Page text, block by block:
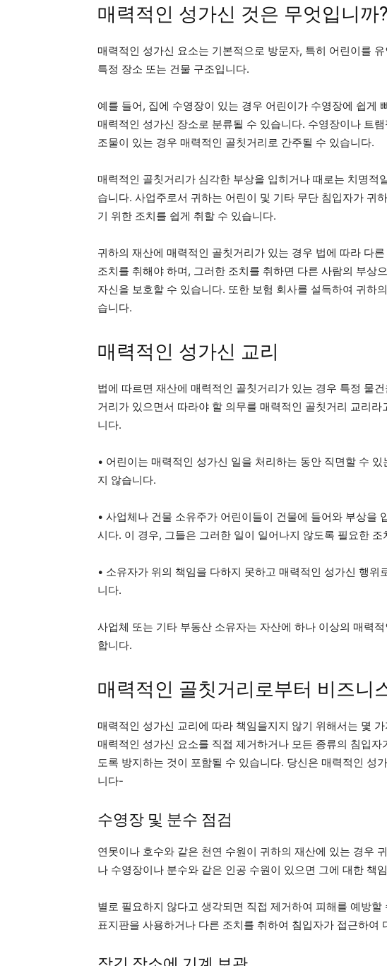
매력적인 성가신 것은 무엇입니까?
매력적인 성가신 요소는 기본적으로 방문자, 특히 어린이를
특정 장소 또는 건물 구조입니다.
예를 들어, 집에 수영장이 있는 경우 어린이가 수영장에 쉽게
매력적인 성가신 장소로 분류될 수 있습니다. 수영장이나 트
조물이 있는 경우 매력적인 골칫거리로 간주될 수 있습니다.
매력적인 골칫거리가 심각한 부상을 입히거나 때로는 치명적
습니다. 사업주로서 귀하는 어린이 및 기타 무단 침입자가 귀
기 위한 조치를 쉽게 취할 수 있습니다.
귀하의 재산에 매력적인 골칫거리가 있는 경우 법에 따라 다
조치를 취해야 하며, 그러한 조치를 취하면 다른 사람의 부상
자신을 보호할 수 있습니다. 또한 보험 회사를 설득하여 귀하
습니다.
매력적인 성가신 교리
법에 따르면 재산에 매력적인 골칫거리가 있는 경우 특정 물
거리가 있으면서 따라야 할 의무를 매력적인 골칫거리 교리
니다.
• 어린이는 매력적인 성가신 일을 처리하는 동안 직면할 수
지 않습니다.
• 사업체나 건물 소유주가 어린이들이 건물에 들어와 부상을
시다. 이 경우, 그들은 그러한 일이 일어나지 않도록 필요한
• 소유자가 위의 책임을 다하지 못하고 매력적인 성가신 행
니다.
사업체 또는 기타 부동산 소유자는 자산에 하나 이상의 매력
합니다.
매력적인 골칫거리로부터 비즈니
매력적인 성가신 교리에 따라 책임을지지 않기 위해서는 몇
매력적인 성가신 요소를 직접 제거하거나 모든 종류의 침입
도록 방지하는 것이 포함될 수 있습니다. 당신은 매력적인 성
니다-
수영장 및 분수 점검
연못이나 호수와 같은 천연 수원이 귀하의 재산에 있는 경우
나 수영장이나 분수와 같은 인공 수원이 있으면 그에 대한 책
별로 필요하지 않다고 생각되면 직접 제거하여 피해를 예방
표지판을 사용하거나 다른 조치를 취하여 침입자가 접근하여